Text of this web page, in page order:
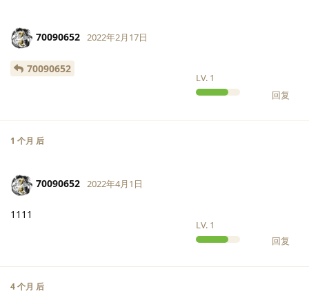
70090652
LV. 1
2022年2月17日
70090652
回复
1 个月 后
70090652
LV. 1
2022年4月1日
1111
回复
4 个月 后